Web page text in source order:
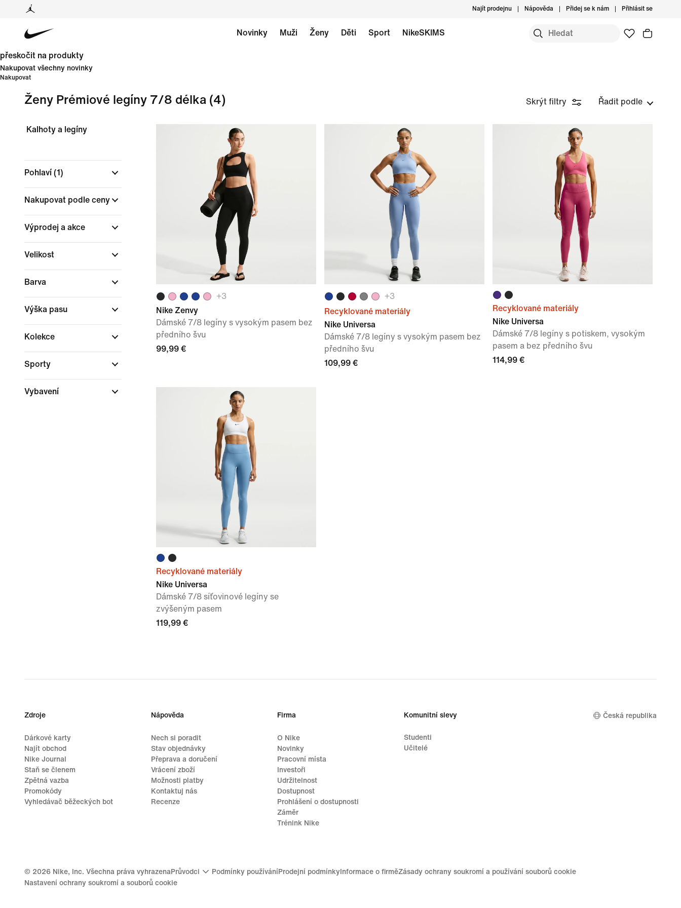
Najít prodejnu Nápověda Přidej se k nám Přihlásit se
Novinky Muži Ženy Děti Sport NikeSKIMS
přeskočit na produkty
Nakupovat všechny novinky
Nakupovat
Ženy Prémiové legíny 7/8 délka (4) Skrýt filtry Řadit podle
Kalhoty a legíny
Pohlaví (1)
Nakupovat podle ceny
Výprodej a akce
Velikost
Barva
Výška pasu
Kolekce
Sporty
Vybavení
+3
Nike Zenvy
Dámské 7/8 legíny s vysokým pasem bez
předního švu
99,99 €
+3
Recyklované materiály
Nike Universa
Dámské 7/8 legíny s vysokým pasem bez
předního švu
109,99 €
Recyklované materiály
Nike Universa
Dámské 7/8 legíny s potiskem, vysokým
pasem a bez předního švu
114,99 €
Recyklované materiály
Nike Universa
Dámské 7/8 síťovinové legíny se
zvýšeným pasem
119,99 €
Zdroje
Dárkové karty
Najít obchod
Nike Journal
Staň se členem
Zpětná vazba
Promokódy
Vyhledávač běžeckých bot
Nápověda
Nech si poradit
Stav objednávky
Přeprava a doručení
Vrácení zboží
Možnosti platby
Kontaktuj nás
Recenze
Firma
O Nike
Novinky
Pracovní místa
Investoři
Udržitelnost
Dostupnost
Prohlášení o dostupnosti
Záměr
Trénink Nike
Komunitní slevy
Studenti
Učitelé
Česká republika
© 2026 Nike, Inc. Všechna práva vyhrazenaPrůvodci Podmínky používáníProdejní podmínkyInformace o firměZásady ochrany soukromí a používání souborů cookie
Nastavení ochrany soukromí a souborů cookie